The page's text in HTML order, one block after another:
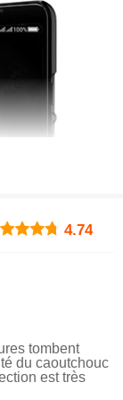
4.74
tombent
du caoutchouc
est très